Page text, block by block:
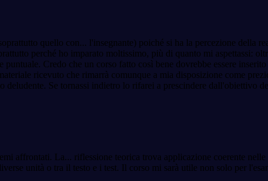
quello con... l'insegnante) poiché si ha la percezione della
perché ho imparato moltissimo, più di quanto mi aspettassi:
Credo che un corso fatto così bene dovrebbe essere
ricevuto che rimarrà comunque a mia disposizione come
Se tornassi indietro lo rifarei a prescindere dall'obiettivo
affrontati. La... riflessione teorica trova applicazione coerente
unità o tra il testo e i test. Il corso mi sarà utile non solo per